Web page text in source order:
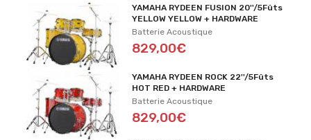
YAMAHA RYDEEN FUSION 20''/5Fûts
YELLOW YELLOW + HARDWARE
Batterie Acoustique
829,00€
YAMAHA RYDEEN ROCK 22''/5Fûts
HOT RED + HARDWARE
Batterie Acoustique
829,00€